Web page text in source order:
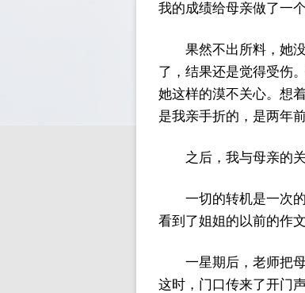
我的成绩给母亲做了一
果然不出所料，她
了，结果还是觉得受伤
她这样的漠不关心。想
是我亲手折的，是两年
之后，我与母亲的
一切的转机是一次
看到了姐姐的以前的作
一星期后，老师把
这时，门口传来了开门